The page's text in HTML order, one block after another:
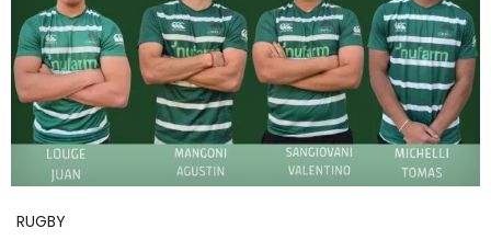
RUGBY